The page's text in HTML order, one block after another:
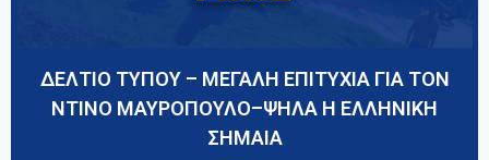
ΔΕΛΤΙΟ ΤΥΠΟΥ – ΜΕΓΑΛΗ ΕΠΙΤΥΧΙΑ ΓΙΑ ΤΟΝ
ΝΤΙΝΟ ΜΑΥΡΟΠΟΥΛΟ–ΨΗΛΑ Η ΕΛΛΗΝΙΚΗ
ΣΗΜΑΙΑ